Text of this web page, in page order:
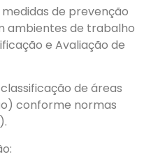
de prevenção
ambientes de trabalho
e Avaliação de
de áreas
conforme normas